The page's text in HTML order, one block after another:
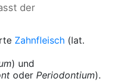
der
Zahnfleisch (lat.
) und
oder Periodontium).